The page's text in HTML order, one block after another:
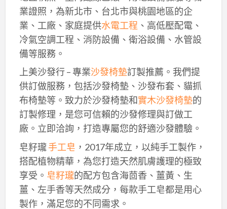
業證照，為新北市、台北市與桃園地區的企
業、工廠、家庭提供水電工程 、高低壓配電、
冷氣空調工程、消防設備、衛浴設備、水管設
備等服務。
上美沙發行 – 專業沙發椅墊訂製推薦。我們提
供訂做服務，包括沙發椅墊、沙發布套、貓抓
布椅墊等。致力於沙發椅墊和實木沙發椅墊的
訂製修理，是您可信賴的沙發修理與訂做工
廠。立即洽詢，打造專屬您的舒適沙發體驗。
皂籽瓏手工皂 ，2017年成立，以純手工製作，
搭配植物精華，為您打造天然肌膚護理的極致
享受。 皂籽瓏的配方包含海茴香、薑黃、生
薑、左手香等天然成分，每款手工皂都是用心
製作，滿足您的不同需求。